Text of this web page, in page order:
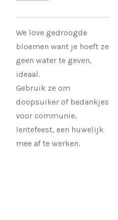
We love gedroogde
bloemen want je hoeft ze
geen water te geven,
ideaal.
Gebruik ze om
doopsuiker of bedankjes
voor communie,
lentefeest, een huwelijk
mee af te werken.